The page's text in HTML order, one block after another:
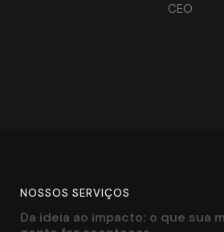
CEO
NOSSOS SERVIÇOS
Da ideia ao impacto: o que
Da ideia ao impacto: o que sua m